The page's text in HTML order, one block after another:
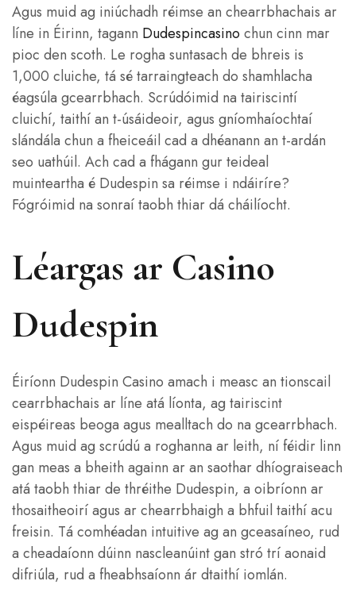
Agus muid ag iniúchadh réimse an chearrbhachais ar
líne in Éirinn, tagann Dudespincasino chun cinn mar
pioc den scoth. Le rogha suntasach de bhreis is
1,000 cluiche, tá sé tarraingteach do shamhlacha
éagsúla gcearrbhach. Scrúdóimid na tairiscintí
cluichí, taithí an t-úsáideoir, agus gníomhaíochtaí
slándála chun a fheiceáil cad a dhéanann an t-ardán
seo uathúil. Ach cad a fhágann gur teideal
muinteartha é Dudespin sa réimse i ndáiríre?
Fógróimid na sonraí taobh thiar dá cháilíocht.
Léargas ar Casino
Dudespin
Éiríonn Dudespin Casino amach i measc an tionscail
cearrbhachais ar líne atá líonta, ag tairiscint
eispéireas beoga agus mealltach do na gcearrbhach.
Agus muid ag scrúdú a roghanna ar leith, ní féidir linn
gan meas a bheith againn ar an saothar dhíograiseach
atá taobh thiar de thréithe Dudespin, a oibríonn ar
thosaitheoirí agus ar chearrbhaigh a bhfuil taithí acu
freisin. Tá comhéadan intuitive ag an gceasaíneo, rud
a cheadaíonn dúinn nascleanúint gan stró trí aonaid
difriúla, rud a fheabhsaíonn ár dtaithí iomlán.